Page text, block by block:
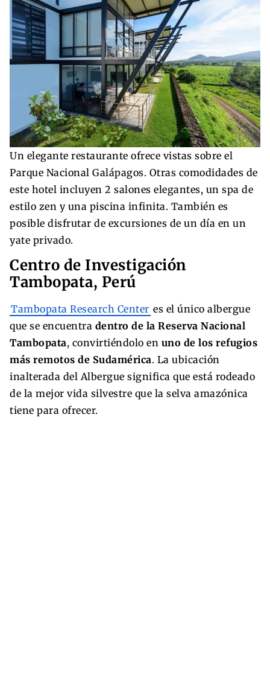
Un elegante restaurante ofrece vistas sobre el
Parque Nacional Galápagos. Otras comodidades de
este hotel incluyen 2 salones elegantes, un spa de
estilo zen y una piscina infinita. También es
posible disfrutar de excursiones de un día en un
yate privado.
Centro de Investigación
Tambopata, Perú
Tambopata Research Center es el único albergue
que se encuentra dentro de la Reserva Nacional
Tambopata, convirtiéndolo en uno de los refugios
más remotos de Sudamérica. La ubicación
inalterada del Albergue significa que está rodeado
de la mejor vida silvestre que la selva amazónica
tiene para ofrecer.